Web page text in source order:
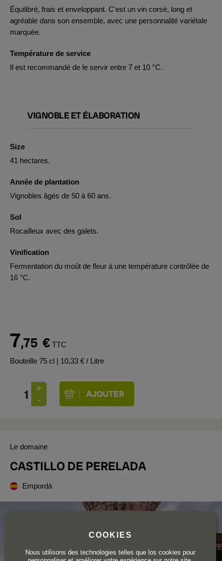
Équilibré, frais et enveloppant. C'est un vin corsé, long et
agréable dans son ensemble, avec une personnalité variétale
marquée.
Température de service
Il est recommandé de le servir entre 7 et 10 °C.
VIGNOBLE ET ÉLABORATION
Size
41 hectares.
Année de plantation
Vignobles âgés de 50 à 60 ans.
Sol
Rocailleux avec des galets.
Vinification
Fermentation du moût de fleur à une température contrôlée de
16 °C.
7,75 € TTC
Bouteille 75 cl | 10,33 € / Litre
Le domaine
CASTILLO DE PERELADA
Empordà
COOKIES
Nous utilisons des technologies telles que los cookies pour